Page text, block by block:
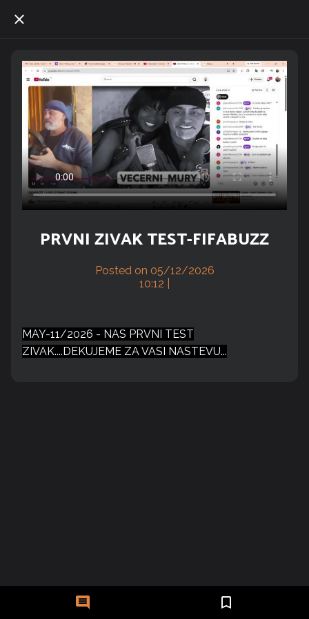
PRVNI ZIVAK TEST-FIFABUZZ
Posted on 05/12/2026
10:12 |
MAY-11/2026 - NAS PRVNI TEST
ZIVAK....DEKUJEME ZA VASI NASTEVU...